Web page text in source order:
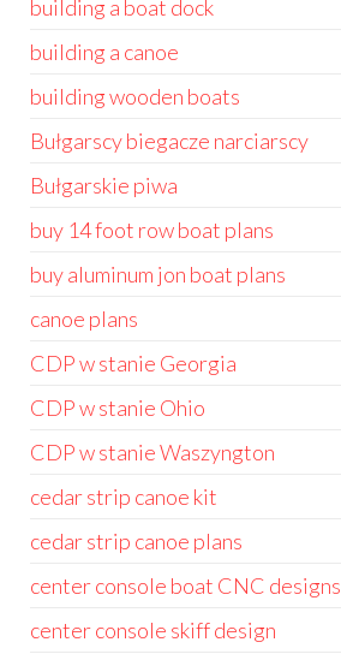
building a boat dock
building a canoe
building wooden boats
Bułgarscy biegacze narciarscy
Bułgarskie piwa
buy 14 foot row boat plans
buy aluminum jon boat plans
canoe plans
CDP w stanie Georgia
CDP w stanie Ohio
CDP w stanie Waszyngton
cedar strip canoe kit
cedar strip canoe plans
center console boat CNC designs
center console skiff design